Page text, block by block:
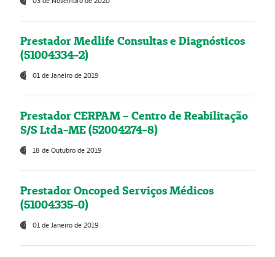
Prestador Medlife Consultas e Diagnósticos
(51004334-2)
01 de Janeiro de 2019
Prestador CERPAM – Centro de Reabilitação
S/S Ltda-ME (52004274-8)
18 de Outubro de 2019
Prestador Oncoped Serviços Médicos
(51004335-0)
01 de Janeiro de 2019